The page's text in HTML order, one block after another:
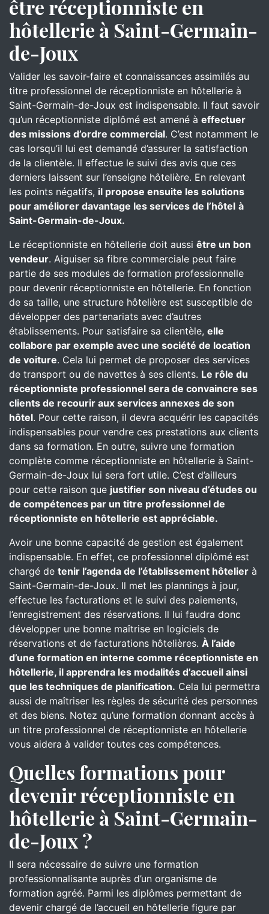
être réceptionniste en
hôtellerie à Saint-Germain-
de-Joux
Valider les savoir-faire et connaissances assimilés au
titre professionnel de réceptionniste en hôtellerie à
Saint-Germain-de-Joux est indispensable. Il faut savoir
qu’un réceptionniste diplômé est amené à effectuer
des missions d’ordre commercial. C’est notamment le
cas lorsqu’il lui est demandé d’assurer la satisfaction
de la clientèle. Il effectue le suivi des avis que ces
derniers laissent sur l’enseigne hôtelière. En relevant
les points négatifs, il propose ensuite les solutions
pour améliorer davantage les services de l’hôtel à
Saint-Germain-de-Joux.
Le réceptionniste en hôtellerie doit aussi être un bon
vendeur. Aiguiser sa fibre commerciale peut faire
partie de ses modules de formation professionnelle
pour devenir réceptionniste en hôtellerie. En fonction
de sa taille, une structure hôtelière est susceptible de
développer des partenariats avec d’autres
établissements. Pour satisfaire sa clientèle, elle
collabore par exemple avec une société de location
de voiture. Cela lui permet de proposer des services
de transport ou de navettes à ses clients. Le rôle du
réceptionniste professionnel sera de convaincre ses
clients de recourir aux services annexes de son
hôtel. Pour cette raison, il devra acquérir les capacités
indispensables pour vendre ces prestations aux clients
dans sa formation. En outre, suivre une formation
complète comme réceptionniste en hôtellerie à Saint-
Germain-de-Joux lui sera fort utile. C’est d’ailleurs
pour cette raison que justifier son niveau d’études ou
de compétences par un titre professionnel de
réceptionniste en hôtellerie est appréciable.
Avoir une bonne capacité de gestion est également
indispensable. En effet, ce professionnel diplômé est
chargé de tenir l’agenda de l’établissement hôtelier à
Saint-Germain-de-Joux. Il met les plannings à jour,
effectue les facturations et le suivi des paiements,
l’enregistrement des réservations. Il lui faudra donc
développer une bonne maîtrise en logiciels de
réservations et de facturations hôtelières. À l’aide
d’une formation en interne comme réceptionniste en
hôtellerie, il apprendra les modalités d’accueil ainsi
que les techniques de planification. Cela lui permettra
aussi de maîtriser les règles de sécurité des personnes
et des biens. Notez qu’une formation donnant accès à
un titre professionnel de réceptionniste en hôtellerie
vous aidera à valider toutes ces compétences.
Quelles formations pour
devenir réceptionniste en
hôtellerie à Saint-Germain-
de-Joux ?
Il sera nécessaire de suivre une formation
professionnalisante auprès d’un organisme de
formation agréé. Parmi les diplômes permettant de
devenir chargé de l’accueil en hôtellerie figure par